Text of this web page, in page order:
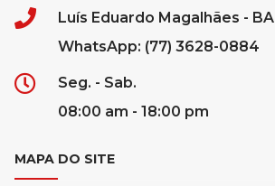
Luís Eduardo Magalhães - BA
WhatsApp: (77) 3628-0884
Seg. - Sab.
08:00 am - 18:00 pm
MAPA DO SITE